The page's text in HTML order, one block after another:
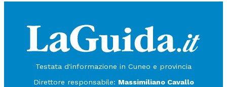
Testata d'informazione in Cuneo e provincia
Direttore responsabile: Massimiliano Cavallo